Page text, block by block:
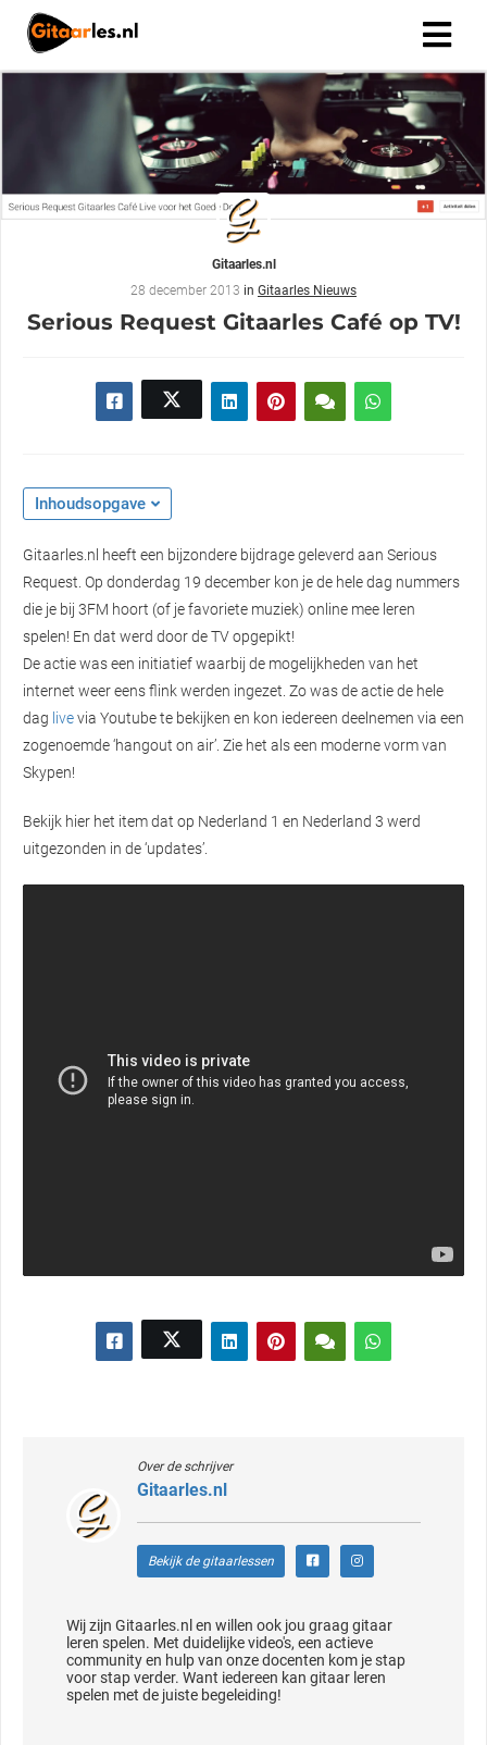
Gitaarles.nl
28 december 2013 in Gitaarles Nieuws
Serious Request Gitaarles Café op TV!
Inhoudsopgave
Gitaarles.nl heeft een bijzondere bijdrage geleverd aan Serious
Request. Op donderdag 19 december kon je de hele dag nummers
die je bij 3FM hoort (of je favoriete muziek) online mee leren
spelen! En dat werd door de TV opgepikt!
De actie was een initiatief waarbij de mogelijkheden van het
internet weer eens flink werden ingezet. Zo was de actie de hele
dag livevia Youtube te bekijken en kon iedereen deelnemen via een
zogenoemde ‘hangout on air’. Zie het als een moderne vorm van
Skypen!
Bekijk hier het item dat op Nederland 1 en Nederland 3 werd
uitgezonden in de ‘updates’.
Over de schrijver
Gitaarles.nl
Bekijk de gitaarlessen
Wij zijn Gitaarles.nl en willen ook jou graag gitaar
leren spelen. Met duidelijke video's, een actieve
community en hulp van onze docenten kom je stap
voor stap verder. Want iedereen kan gitaar leren
spelen met de juiste begeleiding!